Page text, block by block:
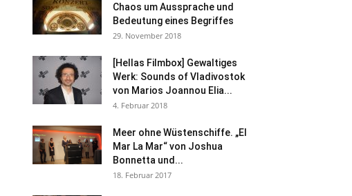
Chaos um Aussprache und
Bedeutung eines Begriffes
29. November 2018
[Hellas Filmbox] Gewaltiges
Werk: Sounds of Vladivostok
von Marios Joannou Elia...
4. Februar 2018
Meer ohne Wüstenschiffe. „El
Mar La Mar“ von Joshua
Bonnetta und...
18. Februar 2017